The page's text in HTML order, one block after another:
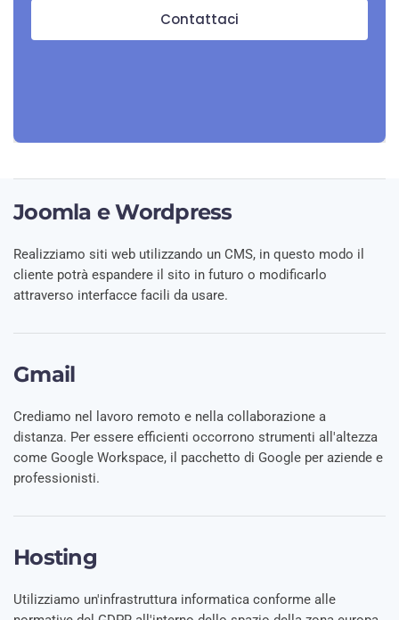
Contattaci
Joomla e Wordpress
Realizziamo siti web utilizzando un CMS, in questo modo il
cliente potrà espandere il sito in futuro o modificarlo
attraverso interfacce facili da usare.
Gmail
Crediamo nel lavoro remoto e nella collaborazione a
distanza. Per essere efficienti occorrono strumenti all'altezza
come Google Workspace, il pacchetto di Google per aziende e
professionisti.
Hosting
Utilizziamo un'infrastruttura informatica conforme alle